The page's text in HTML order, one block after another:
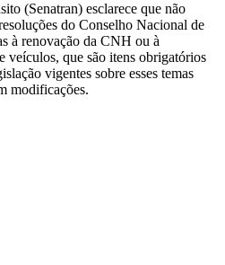
(Senatran) esclarece que não
do Conselho Nacional de
à renovação da CNH ou à
veículos, que são itens obrigatórios
vigentes sobre esses temas
modificações.